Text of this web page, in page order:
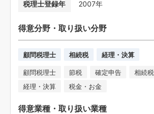
税理士登録年 2007年
得意分野・取り扱い分野
顧問税理士 相続税 経理・決算
顧問税理士 節税 確定申告 相続税
経理・決算
税金・お金
得意業種・取り扱い業種